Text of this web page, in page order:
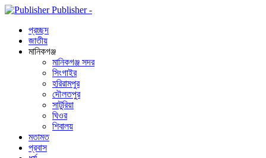
Publisher -
প্রচ্ছদ
জাতীয়
মানিকগঞ্জ
মানিকগঞ্জ সদর
সিংগাইর
হরিরামপুর
দৌলতপুর
সাটুরিয়া
ঘিওর
শিবালয়
মতামত
প্রবাস